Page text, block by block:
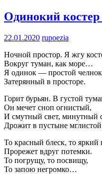
Одинокий костер
22.01.2020 rupoezia
Ночной простор. Я жгу
Вокруг туман, как море…
Я одинок — простой
Затерянный в просторе.
Горит бурьян. В густой
Он мечет сноп огнистый,
И смутный свет, минутный
Дрожит в пустыне
То красный блеск, то яркий
Прорежет вдруг потемки.
То погрущу, то посвищу,
То запою негромко…